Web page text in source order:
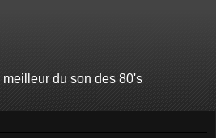
du son des 80's